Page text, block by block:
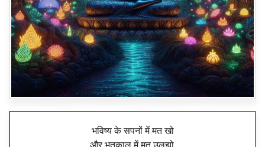
भविष्य के सपनों में मत खो